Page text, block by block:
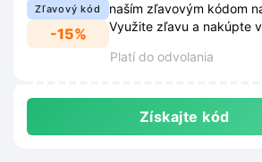
Zľavový kód
-15%
naším zľavovým kódom
Využite zľavu a nakúpte
Platí do odvolania
Získajte kód